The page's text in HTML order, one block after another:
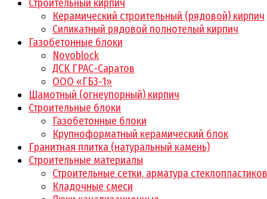
Строительный кирпич
Керамический строительный (рядовой) кирпич
Силикатный рядовой полнотелый кирпич
Газобетонные блоки
Novoblock
ДСК ГРАС-Саратов
ООО «ГБЗ-1»
Шамотный (огнеупорный) кирпич
Строительные блоки
Газобетонные блоки
Крупноформатный керамический блок
Гранитная плитка (натуральный камень)
Строительные материалы
Строительные сетки, арматура
Кладочные смеси